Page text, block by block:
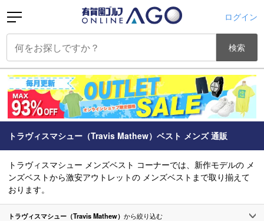
ログイン
検索
トラヴィスマシュー（Travis Mathew）ベスト メンズ 通販
トラヴィスマシュー メンズベスト コーナーでは、新作モデルの メ
ンズベストから激安アウトレットの メンズベストまで取り揃えて
おります。
トラヴィスマシュー（Travis Mathew） から絞り込む